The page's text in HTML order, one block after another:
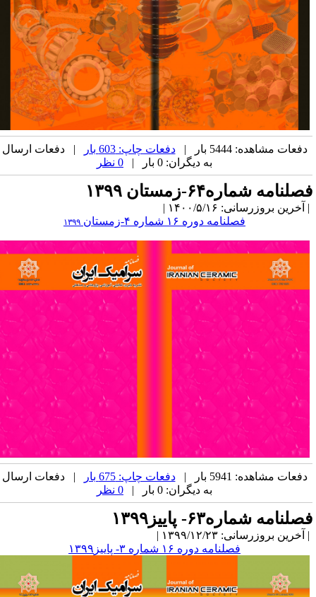
دفعات مشاهده: 5444 بار | دفعات چاپ: 603 بار
| دفعات ارسال
به دیگران: 0 بار |
شماره۶۴-زمستان ۱۳۹۹
بروزرسانی: ۱۴۰۰/۵/۱۶ |
فصلنامه دوره ۱۶ شماره
۴-زمستان ۱۳۹۹
دفعات مشاهده: 5941 بار | دفعات چاپ: 675 بار
| دفعات ارسال
به دیگران: 0 بار |
شماره۶۳- پاییز۱۳۹۹
بروزرسانی: ۱۳۹۹/۱۲/۲۳ |
فصلنامه دوره ۱۶ شماره ۳- پاییز۱۳۹۹